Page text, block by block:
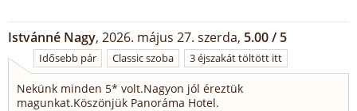
Istvánné Nagy, 2026. május 27. szerda, 5.00 / 5
Idősebb pár Classic szoba 3 éjszakát töltött itt
Nekünk minden 5* volt.Nagyon jól éreztük
magunkat.Köszönjük Panoráma Hotel.